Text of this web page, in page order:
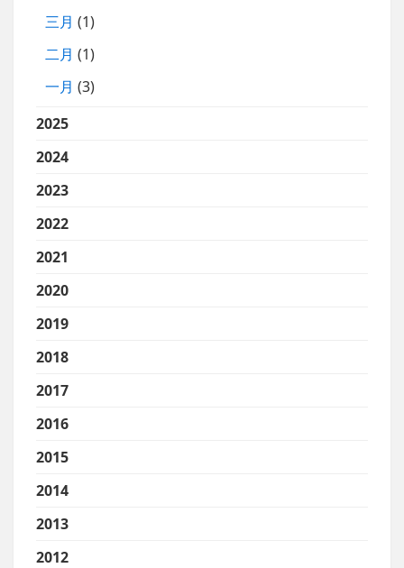
三月 (1)
二月 (1)
一月 (3)
2025
2024
2023
2022
2021
2020
2019
2018
2017
2016
2015
2014
2013
2012